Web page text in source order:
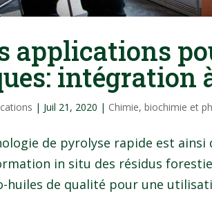
applications
intégration
| Juil 21, 2020 | Chimie, biochimie et
de pyrolyse rapide est
in situ des résidus
huiles de qualité pour une